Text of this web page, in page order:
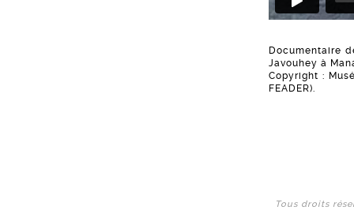
Documentaire
Javouhey à
Copyright :
FEADER).
Tous droits